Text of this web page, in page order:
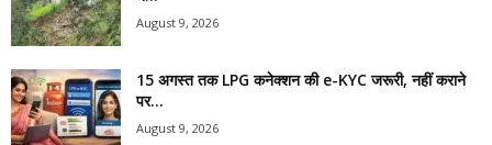
August 9, 2026
15 अगस्त तक LPG कनेक्शन की e-KYC जरूरी, नहीं कराने
पर...
August 9, 2026